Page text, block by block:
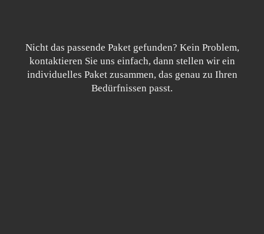
Nicht das passende Paket gefunden? Kein Problem,
kontaktieren Sie uns einfach, dann stellen wir ein
individuelles Paket zusammen, das genau zu Ihren
Bedürfnissen passt.